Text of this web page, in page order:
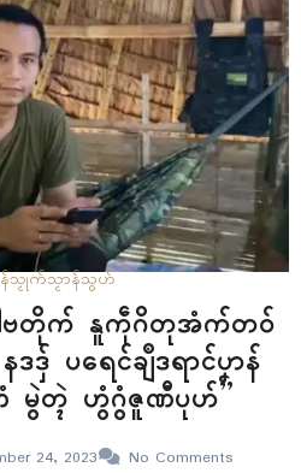
န်သၟုက်သၟာန်သွဟ်
ေါဲဗတိုက် နူကဵုဂိတုအံက်တဝ်
ဒှ် ပရေၚ်ချဳဒရာၚ်ပၞာန်
မွဲတ္ၚဲ ဟွံဂွံဇူဏီပုဟ်”
24, 2023 No Comments